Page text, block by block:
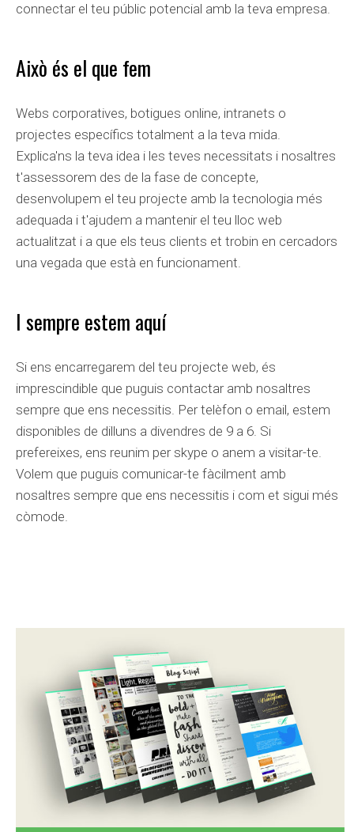
connectar el teu públic potencial amb la teva empresa.
Això és el que fem
Webs corporatives, botigues online, intranets o
projectes específics totalment a la teva mida.
Explica'ns la teva idea i les teves necessitats i nosaltres
t'assessorem des de la fase de concepte,
desenvolupem el teu projecte amb la tecnologia més
adequada i t'ajudem a mantenir el teu lloc web
actualitzat i a que els teus clients et trobin en cercadors
una vegada que està en funcionament.
I sempre estem aquí
Si ens encarregarem del teu projecte web, és
imprescindible que puguis contactar amb nosaltres
sempre que ens necessitis. Per telèfon o email, estem
disponibles de dilluns a divendres de 9 a 6. Si
prefereixes, ens reunim per skype o anem a visitar-te.
Volem que puguis comunicar-te fàcilment amb
nosaltres sempre que ens necessitis i com et sigui més
còmode.